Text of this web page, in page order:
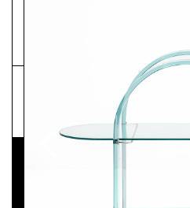
Pressematerial